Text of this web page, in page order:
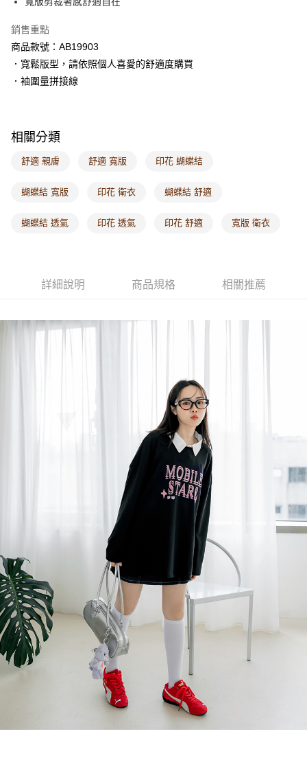
7-11取貨付款
每筆NT$60，滿NT$1,000(含以上)免運費
付款後7-11取貨
每筆NT$60，滿NT$1,000(含以上)免運費
付款後門市自取
每筆NT$60，滿NT$1,000(含以上)免運費
銷售重點
商品款號：AB19903
．寬鬆版型，請依照個人喜愛的舒適度購買
．袖圍量拼接線
相關分類
舒適 親膚 舒適 寬版 印花 蝴蝶結
蝴蝶結 寬版 印花 衛衣 蝴蝶結 舒適
蝴蝶結 透氣 印花 透氣 印花 舒適 寬版 衛衣
詳細說明 商品規格 相關推薦